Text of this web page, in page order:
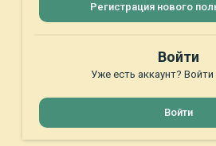
Регистрация нового
Войти
Уже есть аккаунт? Войти
Войти